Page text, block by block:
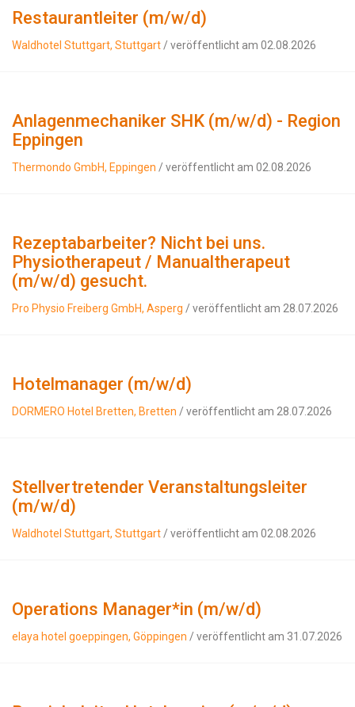
Restaurantleiter (m/w/d)
Waldhotel Stuttgart, Stuttgart / veröffentlicht am 02.08.2026
Anlagenmechaniker SHK (m/w/d) - Region
Eppingen
Thermondo GmbH, Eppingen / veröffentlicht am 02.08.2026
Rezeptabarbeiter? Nicht bei uns.
Physiotherapeut / Manualtherapeut
(m/w/d) gesucht.
Pro Physio Freiberg GmbH, Asperg / veröffentlicht am 28.07.2026
Hotelmanager (m/w/d)
DORMERO Hotel Bretten, Bretten / veröffentlicht am 28.07.2026
Stellvertretender Veranstaltungsleiter
(m/w/d)
Waldhotel Stuttgart, Stuttgart / veröffentlicht am 02.08.2026
Operations Manager*in (m/w/d)
elaya hotel goeppingen, Göppingen / veröffentlicht am 31.07.2026